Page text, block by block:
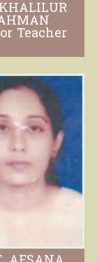
Teacher